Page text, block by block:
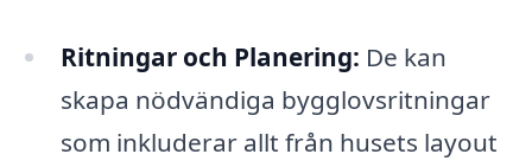
Ritningar och Planering: De kan
skapa nödvändiga bygglovsritningar
som inkluderar allt från husets layout